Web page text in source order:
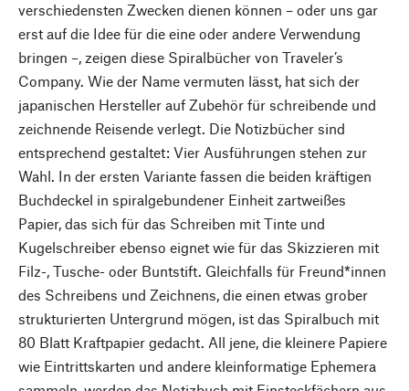
verschiedensten Zwecken dienen können – oder uns gar
erst auf die Idee für die eine oder andere Verwendung
bringen –, zeigen diese Spiralbücher von Traveler’s
Company. Wie der Name vermuten lässt, hat sich der
japanischen Hersteller auf Zubehör für schreibende und
zeichnende Reisende verlegt. Die Notizbücher sind
entsprechend gestaltet: Vier Ausführungen stehen zur
Wahl. In der ersten Variante fassen die beiden kräftigen
Buchdeckel in spiralgebundener Einheit zartweißes
Papier, das sich für das Schreiben mit Tinte und
Kugelschreiber ebenso eignet wie für das Skizzieren mit
Filz-, Tusche- oder Buntstift. Gleichfalls für Freund*innen
des Schreibens und Zeichnens, die einen etwas grober
strukturierten Untergrund mögen, ist das Spiralbuch mit
80 Blatt Kraftpapier gedacht. All jene, die kleinere Papiere
wie Eintrittskarten und andere kleinformatige Ephemera